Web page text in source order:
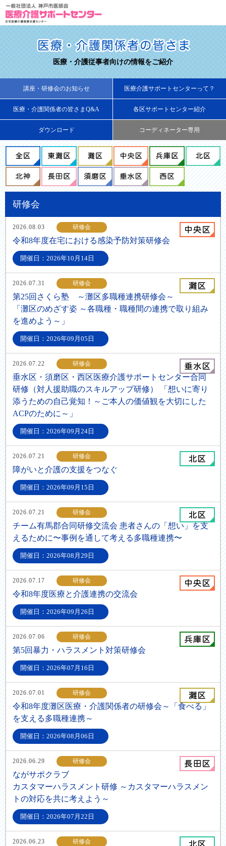
医療・介護従事者向けの情報をご紹介
講座・研修会のお知らせ 医療介護サポートセンターって？
医療・介護関係者の皆さまQ&A 各区サポートセンター紹介
ダウンロード コーディネーター専用
研修会
2026.08.03 研修会
令和8年度在宅における感染予防対策研修会
開催日：2026年10月14日
2026.07.31 研修会
第25回さくら塾 ～灘区多職種連携研修会～
「灘区のめざす姿 ～各職種・職種間の連携で取り組み
を進めよう～」
開催日：2026年09月05日
2026.07.22 研修会
垂水区・須磨区・西区医療介護サポートセンター合同
研修（対人援助職のスキルアップ研修） 「想いに寄り
添うための自己覚知！～ご本人の価値観を大切にした
ACPのために～」
開催日：2026年09月24日
2026.07.21 研修会
障がいと介護の支援をつなぐ
開催日：2026年09月15日
2026.07.21 研修会
チーム有馬郡合同研修交流会 患者さんの「想い」を支
えるために〜事例を通して考える多職種連携〜
開催日：2026年08月29日
2026.07.17 研修会
令和8年度医療と介護連携の交流会
開催日：2026年09月26日
2026.07.06 研修会
第5回暴力・ハラスメント対策研修会
開催日：2026年07月16日
2026.07.01 研修会
令和8年度灘区医療・介護関係者の研修会～「食べる」
を支える多職種連携～
開催日：2026年08月06日
2026.06.29 研修会
ながサポクラブ
カスタマーハラスメント研修 ～カスタマーハラスメン
トの対応を共に考えよう～
開催日：2026年07月22日
2026.06.23 研修会